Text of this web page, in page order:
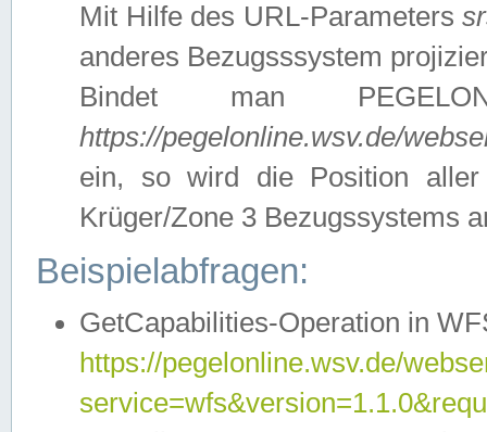
Mit Hilfe des URL-Parameters
anderes Bezugsssystem
Bindet man
https://pegelonline.wsv.de/
ein, so wird die Position
Krüger/Zone 3 Bezugssystems
Beispielabfragen:
GetCapabilities-Operation in
https://pegelonline.wsv.de/